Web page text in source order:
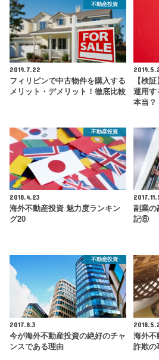
不動産投資
2019.7.22
フィリピンで中古物件を購入する
メリット・デメリット！徹底比較
【検
運用す
本当？
不動産投資
2018.4.23
海外不動産投資 魅力度ランキン
グ20
副業の
記⑥
不動産投資
2017.8.3
今が海外不動産投資の絶好のチャ
ンスである理由
海外不
詐欺の